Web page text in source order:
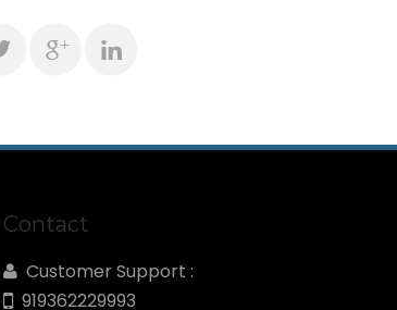
Contact
Customer Support :
919362229993